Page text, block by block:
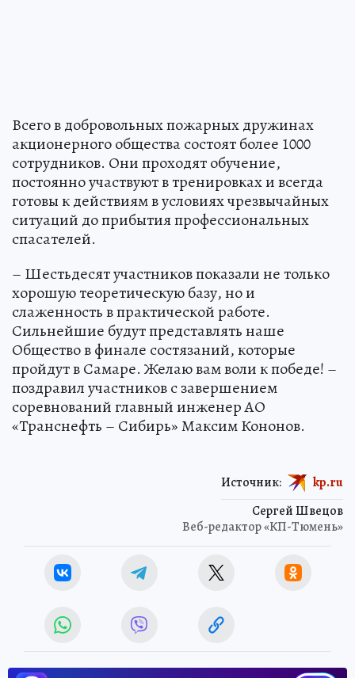
Всего в добровольных пожарных дружинах
акционерного общества состоят более 1000
сотрудников. Они проходят обучение,
постоянно участвуют в тренировках и всегда
готовы к действиям в условиях чрезвычайных
ситуаций до прибытия профессиональных
спасателей.
– Шестьдесят участников показали не только
хорошую теоретическую базу, но и
слаженность в практической работе.
Сильнейшие будут представлять наше
Общество в финале состязаний, которые
пройдут в Самаре. Желаю вам воли к победе! –
поздравил участников с завершением
соревнований главный инженер АО
«Транснефть – Сибирь» Максим Кононов.
Сергей Швецов
Веб-редактор «КП-Тюмень»
Источник: kp.ru